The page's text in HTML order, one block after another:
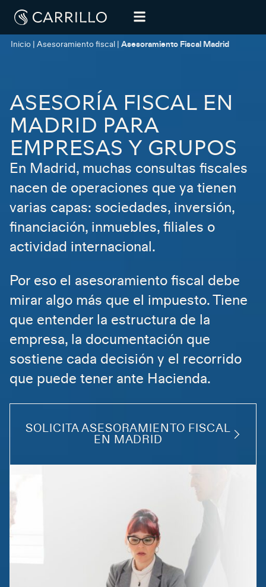
Inicio Asesoramiento fiscal Asesoramiento Fiscal Madrid
ASESORÍA FISCAL EN
MADRID PARA
EMPRESAS Y GRUPOS
En Madrid, muchas consultas fiscales
nacen de operaciones que ya tienen
varias capas: sociedades, inversión,
financiación, inmuebles, filiales o
actividad internacional.
Por eso el asesoramiento fiscal debe
mirar algo más que el impuesto. Tiene
que entender la estructura de la
empresa, la documentación que
sostiene cada decisión y el recorrido
que puede tener ante Hacienda.
SOLICITA ASESORAMIENTO FISCAL
EN MADRID